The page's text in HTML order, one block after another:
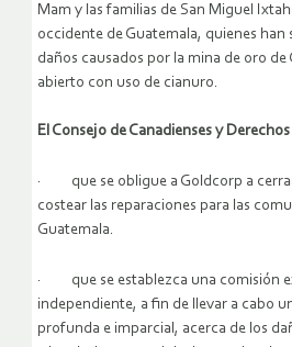
Mam y las familias de San Miguel
occidente de Guatemala, quienes han
daños causados por la mina de oro
abierto con uso de cianuro.
El Consejo de Canadienses y
· que se obligue a Goldcorp a
costear las reparaciones para las
Guatemala.
· que se establezca una comisión
independiente, a fin de llevar a cabo
profunda e imparcial, acerca de los